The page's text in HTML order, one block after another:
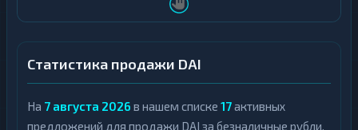
Статистика продажи DAI
На 7 августа 2026 в нашем списке 17активных
предложений для продажи DAI за безналичные рубли.